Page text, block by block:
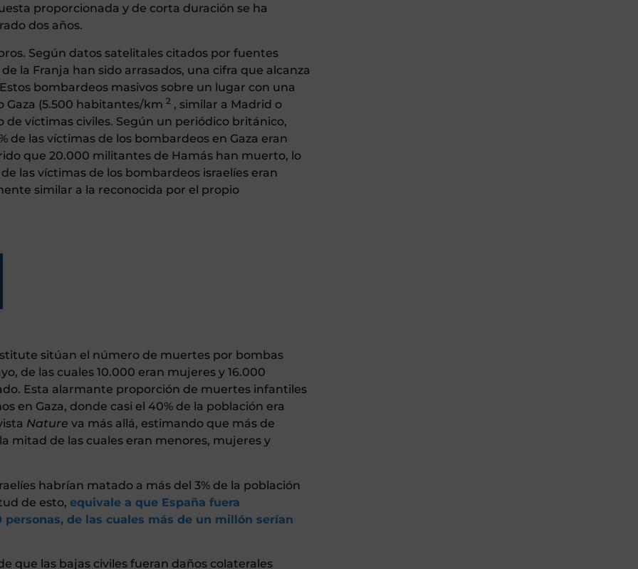
proporcionada y de corta duración se ha
dos años.
Según datos satelitales citados por fuentes
la Franja han sido arrasados, una cifra que alcanza
bombardeos masivos sobre un lugar con una
(5.500 habitantes/km 2 , similar a Madrid o
víctimas civiles. Según un periódico británico,
de las víctimas de los bombardeos en Gaza eran
que 20.000 militantes de Hamás han muerto, lo
las víctimas de los bombardeos israelíes eran
similar a la reconocida por el propio
sitúan el número de muertes por bombas
de las cuales 10.000 eran mujeres y 16.000
Esta alarmante proporción de muertes infantiles
en Gaza, donde casi el 40% de la población era
Nature va más allá, estimando que más de
mitad de las cuales eran menores, mujeres y
habrían matado a más del 3% de la población
de esto, equivale a que España fuera
de las cuales más de un millón serían
que las bajas civiles fueran daños colaterales